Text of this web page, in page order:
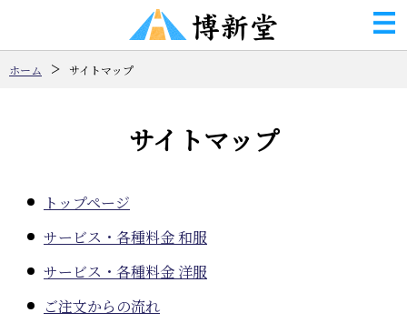
ホーム サイトマップ
サイトマップ
トップページ
サービス・各種料金 和服
サービス・各種料金 洋服
ご注文からの流れ